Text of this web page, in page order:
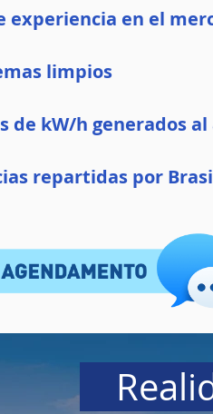
experiencia en el
limpios
de kW/h generados al
repartidas por